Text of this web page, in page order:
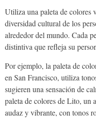
Utiliza una paleta de colores
diversidad cultural de los
alrededor del mundo. Cada
distintiva que refleja su
Por ejemplo, la paleta de
en San Francisco, utiliza
sugieren una sensación de
paleta de colores de Lito, un
audaz y vibrante, con tonos